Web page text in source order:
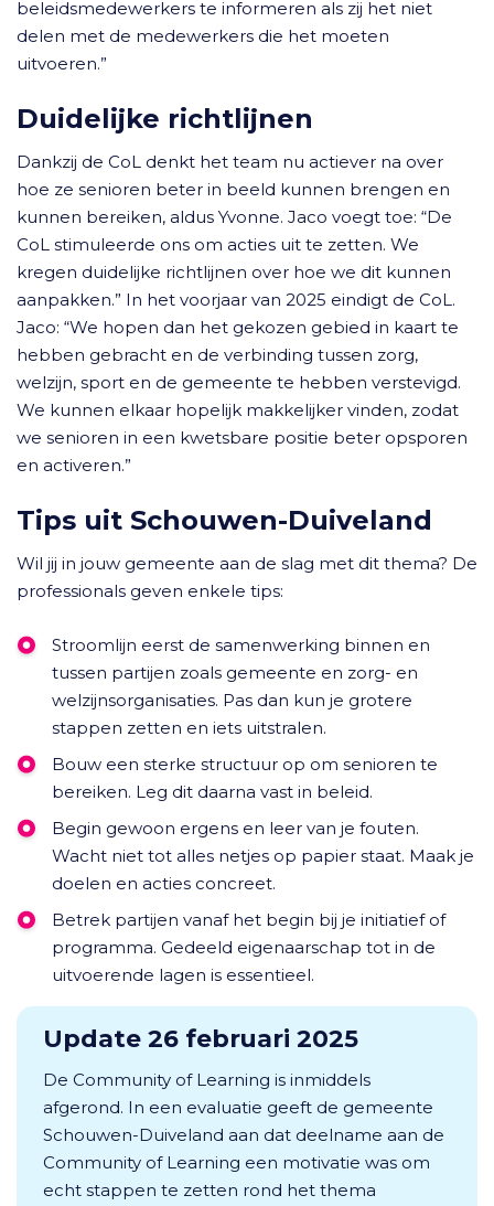
beleidsmedewerkers te informeren als zij het niet
delen met de medewerkers die het moeten
uitvoeren.”
Duidelijke richtlijnen
Dankzij de CoL denkt het team nu actiever na over
hoe ze senioren beter in beeld kunnen brengen en
kunnen bereiken, aldus Yvonne. Jaco voegt toe: “De
CoL stimuleerde ons om acties uit te zetten. We
kregen duidelijke richtlijnen over hoe we dit kunnen
aanpakken.” In het voorjaar van 2025 eindigt de CoL.
Jaco: “We hopen dan het gekozen gebied in kaart te
hebben gebracht en de verbinding tussen zorg,
welzijn, sport en de gemeente te hebben verstevigd.
We kunnen elkaar hopelijk makkelijker vinden, zodat
we senioren in een kwetsbare positie beter opsporen
en activeren.”
Tips uit Schouwen-Duiveland
Wil jij in jouw gemeente aan de slag met dit thema? De
professionals geven enkele tips:
Stroomlijn eerst de samenwerking binnen en
tussen partijen zoals gemeente en zorg- en
welzijnsorganisaties. Pas dan kun je grotere
stappen zetten en iets uitstralen.
Bouw een sterke structuur op om senioren te
bereiken. Leg dit daarna vast in beleid.
Begin gewoon ergens en leer van je fouten.
Wacht niet tot alles netjes op papier staat. Maak je
doelen en acties concreet.
Betrek partijen vanaf het begin bij je initiatief of
programma. Gedeeld eigenaarschap tot in de
uitvoerende lagen is essentieel.
Update 26 februari 2025
De Community of Learning is inmiddels
afgerond. In een evaluatie geeft de gemeente
Schouwen-Duiveland aan dat deelname aan de
Community of Learning een motivatie was om
echt stappen te zetten rond het thema